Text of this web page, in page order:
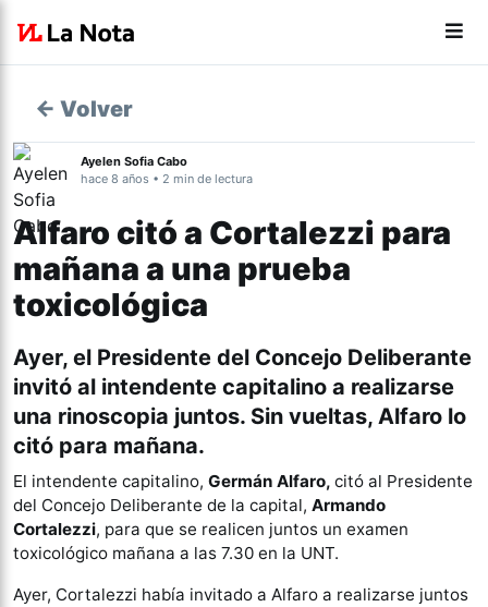
← Volver
Ayelen Sofia Cabo
hace 8 años • 2 min de lectura
Alfaro citó a Cortalezzi para
mañana a una prueba
toxicológica
Ayer, el Presidente del Concejo Deliberante
invitó al intendente capitalino a realizarse
una rinoscopia juntos. Sin vueltas, Alfaro lo
citó para mañana.
El intendente capitalino, Germán Alfaro, citó al Presidente
del Concejo Deliberante de la capital, Armando
Cortalezzi, para que se realicen juntos un examen
toxicológico mañana a las 7.30 en la UNT.
Ayer, Cortalezzi había invitado a Alfaro a realizarse juntos